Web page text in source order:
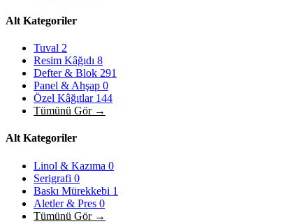
Alt Kategoriler
Tuval 2
Resim Kâğıdı 8
Defter & Blok 291
Panel & Ahşap 0
Özel Kâğıtlar 144
Tümünü Gör →
Alt Kategoriler
Linol & Kazıma 0
Serigrafi 0
Baskı Mürekkebi 1
Aletler & Pres 0
Tümünü Gör →